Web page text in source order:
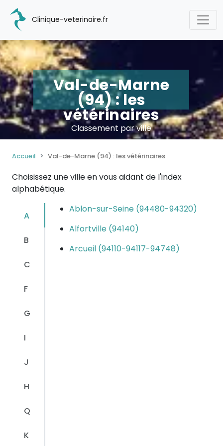
Clinique-veterinaire.fr
Val-de-Marne
(94) : les
vétérinaires
Classement par ville
Accueil Val-de-Marne (94) : les vétérinaires
Choisissez une ville en vous aidant de l'index
alphabétique.
A
B
C
F
G
I
J
H
Q
K
Ablon-sur-Seine (94480-94320)
Alfortville (94140)
Arcueil (94110-94117-94748)